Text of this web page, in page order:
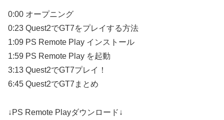
0:00 オープニング
0:23 Quest2でGT7をプレイする方法
1:09 PS Remote Play インストール
1:59 PS Remote Play を起動
3:13 Quest2でGT7プレイ！
6:45 Quest2でGT7まとめ
↓PS Remote Playダウンロード↓